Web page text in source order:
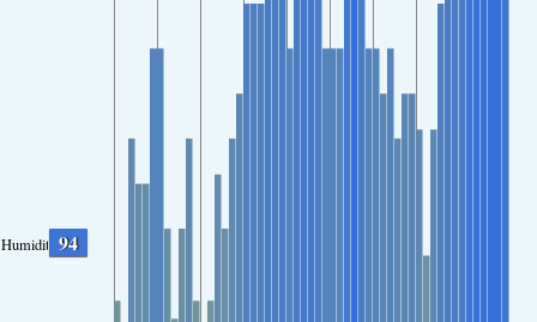
Humidity 94